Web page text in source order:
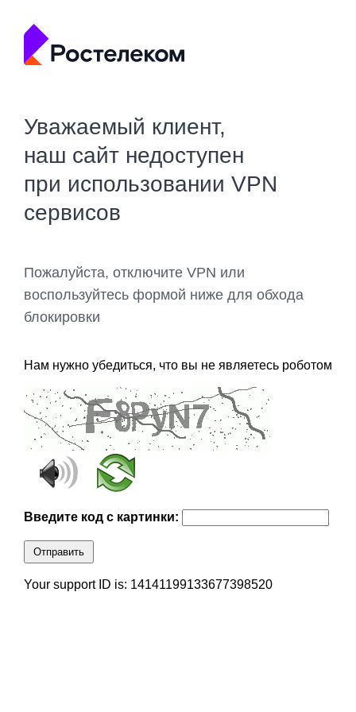
Уважаемый клиент,
наш сайт недоступен
при использовании VPN
сервисов
Пожалуйста, отключите VPN или
воспользуйтесь формой ниже для обхода
блокировки
Нам нужно убедиться, что вы не являетесь роботом
Введите код с картинки:
Отправить
Your support ID is: 14141199133677398520